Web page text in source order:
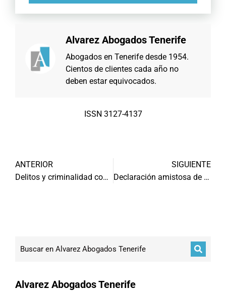
Alvarez Abogados Tenerife
Abogados en Tenerife desde 1954.
Cientos de clientes cada año no
deben estar equivocados.
ISSN 3127-4137
ANTERIOR
Delitos y criminalidad contra la Seguridad Vial
SIGUIENTE
Declaración amistosa de accidente
Alvarez Abogados Tenerife